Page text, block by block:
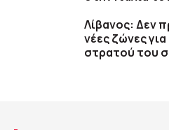
Λίβανος: Δεν
νέες ζώνες
στρατού του